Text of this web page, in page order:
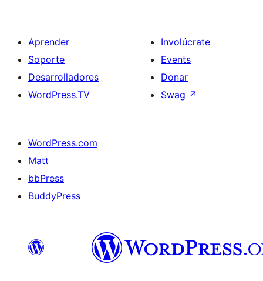
Aprender
Soporte
Desarrolladores
WordPress.TV
Involúcrate
Events
Donar
Swag ↗
WordPress.com
Matt
bbPress
BuddyPress